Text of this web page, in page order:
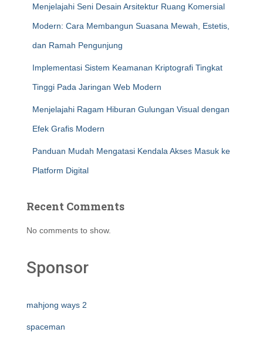
Menjelajahi Seni Desain Arsitektur Ruang Komersial
Modern: Cara Membangun Suasana Mewah, Estetis,
dan Ramah Pengunjung
Implementasi Sistem Keamanan Kriptografi Tingkat
Tinggi Pada Jaringan Web Modern
Menjelajahi Ragam Hiburan Gulungan Visual dengan
Efek Grafis Modern
Panduan Mudah Mengatasi Kendala Akses Masuk ke
Platform Digital
Recent Comments
No comments to show.
Sponsor
mahjong ways 2
spaceman